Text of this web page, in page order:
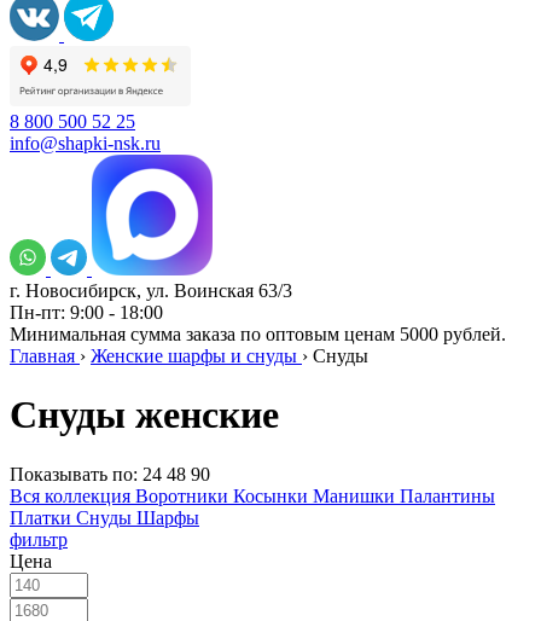
8 800 500 52 25
info@shapki-nsk.ru
г. Новосибирск, ул. Воинская 63/3
Пн-пт: 9:00 - 18:00
Минимальная сумма заказа по оптовым ценам 5000 рублей.
Главная › Женские шарфы и снуды › Снуды
Снуды женские
Показывать по: 24 48 90
Вся коллекция Воротники Косынки Манишки Палантины
Платки Снуды Шарфы
фильтр
Цена